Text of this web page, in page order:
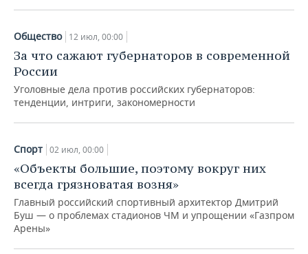
ТЕЛЕКОММУНИКАЦИИ
БИЗНЕС-БРАНЧИ
ONLINE-КОНФЕРЕНЦИИ
ОТКРЫТАЯ ЛЕКЦИЯ
ФУТБОЛ
ХОККЕЙ
БАСКЕТБОЛ
ВОЛЕЙБОЛ
КИБЕРСПОРТ
ФИГУРНОЕ КАТАНИЕ
ВОДНЫЕ ВИДЫ СПОРТА
ХОККЕЙ С МЯЧОМ
НОВОСТИ ОБЩЕСТВА
ВЛАСТЬ
ИНФРАСТРУКТУРА
ИСТОРИЯ
КУЛЬТУРА
МЕДИЦИНА
ОБРАЗОВАНИЕ
ПРОИСШЕСТВИЯ
ФОТОГАЛЕРЕЯ
СПРАВОЧНИК
СПИСОК ПЕРСОН
СПИСОК КОМПАНИЙ
ПОЛНАЯ ВЕРСИЯ
Общество 12 июл, 00:00
За что сажают губернаторов в современной
России
Уголовные дела против российских губернаторов:
тенденции, интриги, закономерности
Спорт 02 июл, 00:00
«Объекты большие, поэтому вокруг них
всегда грязноватая возня»
Главный российский спортивный архитектор Дмитрий
Буш — о проблемах стадионов ЧМ и упрощении «Газпром
Арены»